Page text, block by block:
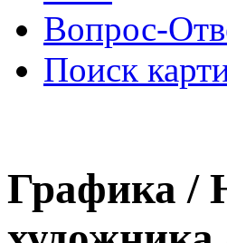
Вопрос-
Поиск
Графика /